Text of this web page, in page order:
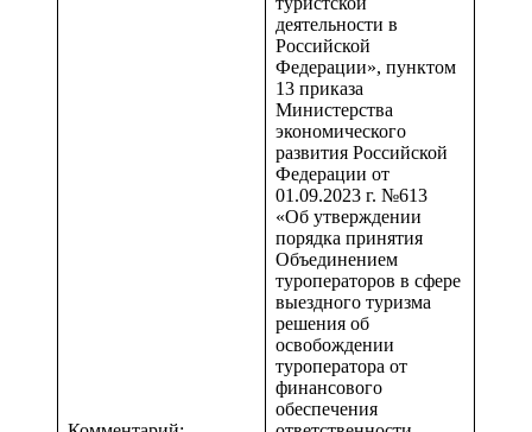
деятельности в
Российской
Федерации», пунктом
13 приказа
Министерства
экономического
развития Российской
Федерации от
01.09.2023 г. №613
«Об утверждении
порядка принятия
Объединением
туроператоров в сфере
выездного туризма
решения об
освобождении
туроператора от
финансового
обеспечения